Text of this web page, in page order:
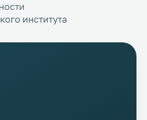
института